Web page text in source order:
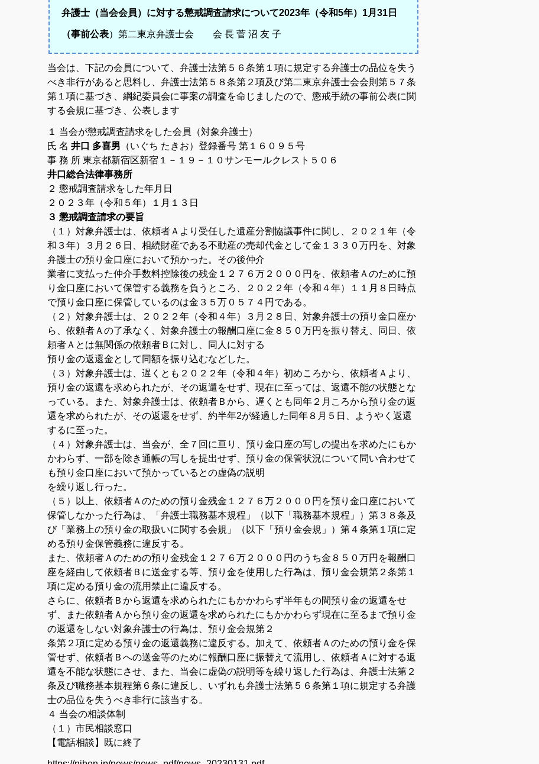
弁護士（当会会員）に対する懲戒調査請求について2023年（令和5年）1月31日
（事前公表）第二東京弁護士会 会 長 菅 沼 友 子
当会は、下記の会員について、弁護士法第５６条第１項に規定する弁護士の品位を失う
べき非行があると思料し、弁護士法第５８条第２項及び第二東京弁護士会会則第５７条
第１項に基づき、綱紀委員会に事案の調査を命じましたので、懲戒手続の事前公表に関
する会規に基づき、公表します
１ 当会が懲戒調査請求をした会員（対象弁護士）
氏 名 井口 多喜男 （いぐち たきお）登録番号 第１６０９５号
事 務 所 東京都新宿区新宿１－１９－１０サンモールクレスト５０６
井口総合法律事務所
２ 懲戒調査請求をした年月日
２０２３年（令和５年）１月１３日
３ 懲戒調査請求の要旨
（１）対象弁護士は、依頼者Ａより受任した遺産分割協議事件に関し、２０２１年（令
和３年）３月２６日、相続財産である不動産の売却代金として金１３３０万円を、対象
弁護士の預り金口座において預かった。その後仲介
業者に支払った仲介手数料控除後の残金１２７６万２０００円を、依頼者Ａのために預
り金口座において保管する義務を負うところ、２０２２年（令和４年）１１月８日時点
で預り金口座に保管しているのは金３５万０５７４円である。
（２）対象弁護士は、２０２２年（令和４年）３月２８日、対象弁護士の預り金口座か
ら、依頼者Ａの了承なく、対象弁護士の報酬口座に金８５０万円を振り替え、同日、依
頼者Ａとは無関係の依頼者Ｂに対し、同人に対する
預り金の返還金として同額を振り込むなどした。
（３）対象弁護士は、遅くとも２０２２年（令和４年）初めころから、依頼者Ａより、
預り金の返還を求められたが、その返還をせず、現在に至っては、返還不能の状態とな
っている。また、対象弁護士は、依頼者Ｂから、遅くとも同年２月ころから預り金の返
還を求められたが、その返還をせず、約半年2が経過した同年８月５日、ようやく返還
するに至った。
（４）対象弁護士は、当会が、全７回に亘り、預り金口座の写しの提出を求めたにもか
かわらず、一部を除き通帳の写しを提出せず、預り金の保管状況について問い合わせて
も預り金口座において預かっているとの虚偽の説明
を繰り返し行った。
（５）以上、依頼者Ａのための預り金残金１２７６万２０００円を預り金口座において
保管しなかった行為は、「弁護士職務基本規程」（以下「職務基本規程」）第３８条及
び「業務上の預り金の取扱いに関する会規」（以下「預り金会規」）第４条第１項に定
める預り金保管義務に違反する。
また、依頼者Ａのための預り金残金１２７６万２０００円のうち金８５０万円を報酬口
座を経由して依頼者Ｂに送金する等、預り金を使用した行為は、預り金会規第２条第１
項に定める預り金の流用禁止に違反する。
さらに、依頼者Ｂから返還を求められたにもかかわらず半年もの間預り金の返還をせ
ず、また依頼者Ａから預り金の返還を求められたにもかかわらず現在に至るまで預り金
の返還をしない対象弁護士の行為は、預り金会規第２
条第２項に定める預り金の返還義務に違反する。加えて、依頼者Ａのための預り金を保
管せず、依頼者Ｂへの送金等のために報酬口座に振替えて流用し、依頼者Ａに対する返
還を不能な状態にさせ、また、当会に虚偽の説明等を繰り返した行為は、弁護士法第２
条及び職務基本規程第６条に違反し、いずれも弁護士法第５６条第１項に規定する弁護
士の品位を失うべき非行に該当する。
４ 当会の相談体制
（１）市民相談窓口
【電話相談】既に終了